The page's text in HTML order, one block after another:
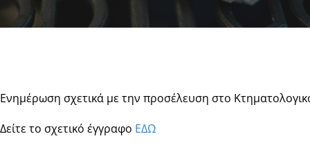
Ενημέρωση σχετικά με την προσέλευση στο
Δείτε το σχετικό έγγραφο ΕΔΩ